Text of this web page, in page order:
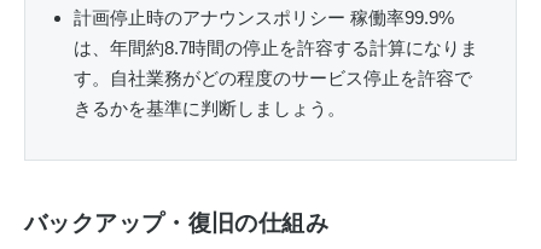
計画停止時のアナウンスポリシー 稼働率99.9%
は、年間約8.7時間の停止を許容する計算になりま
す。自社業務がどの程度のサービス停止を許容で
きるかを基準に判断しましょう。
バックアップ・復旧の仕組み